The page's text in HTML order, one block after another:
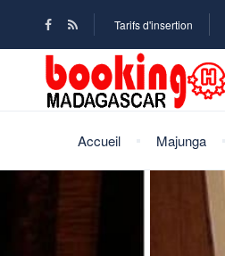
Tarifs d'insertion
Accueil Majunga